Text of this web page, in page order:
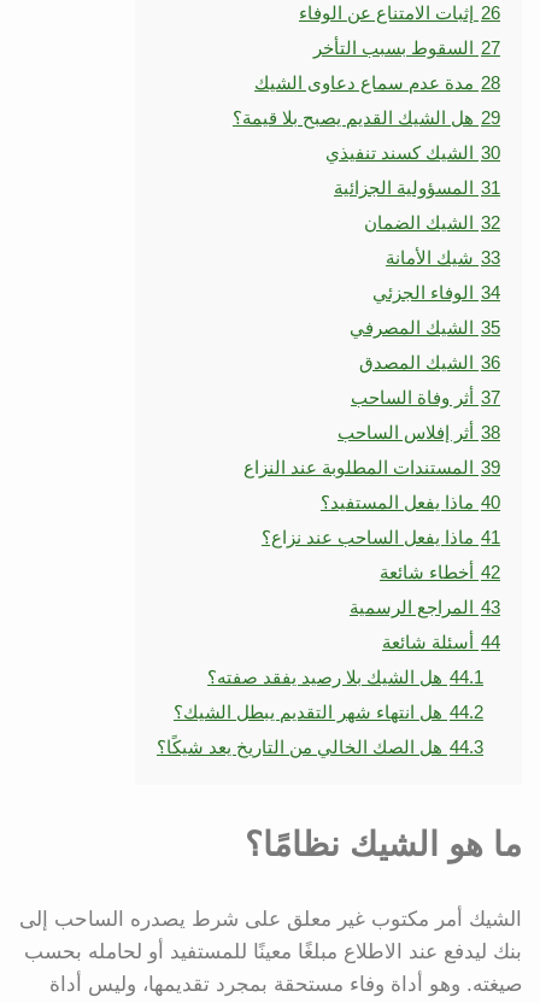
26 إثبات الامتناع عن الوفاء
27 السقوط بسبب التأخر
28 مدة عدم سماع دعاوى الشيك
29 هل الشيك القديم يصبح بلا قيمة؟
30 الشيك كسند تنفيذي
31 المسؤولية الجزائية
32 الشيك الضمان
33 شيك الأمانة
34 الوفاء الجزئي
35 الشيك المصرفي
36 الشيك المصدق
37 أثر وفاة الساحب
38 أثر إفلاس الساحب
39 المستندات المطلوبة عند النزاع
40 ماذا يفعل المستفيد؟
41 ماذا يفعل الساحب عند نزاع؟
42 أخطاء شائعة
43 المراجع الرسمية
44 أسئلة شائعة
44.1 هل الشيك بلا رصيد يفقد صفته؟
44.2 هل انتهاء شهر التقديم يبطل الشيك؟
44.3 هل الصك الخالي من التاريخ يعد شيكًا؟
ما هو الشيك نظامًا؟
الشيك أمر مكتوب غير معلق على شرط يصدره الساحب إلى
بنك ليدفع عند الاطلاع مبلغًا معينًا للمستفيد أو لحامله بحسب
صيغته. وهو أداة وفاء مستحقة بمجرد تقديمها، وليس أداة